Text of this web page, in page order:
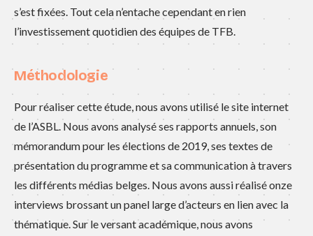
s’est fixées. Tout cela n’entache cependant en rien
l’investissement quotidien des équipes de TFB.
Méthodologie
Pour réaliser cette étude, nous avons utilisé le site internet
de l’ASBL. Nous avons analysé ses rapports annuels, son
mémorandum pour les élections de 2019, ses textes de
présentation du programme et sa communication à travers
les différents médias belges. Nous avons aussi réalisé onze
interviews brossant un panel large d’acteurs en lien avec la
thématique. Sur le versant académique, nous avons